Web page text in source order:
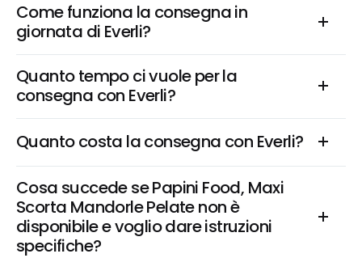
Come funziona la consegna in
giornata di Everli?
Quanto tempo ci vuole per la
consegna con Everli?
Quanto costa la consegna con Everli?
Cosa succede se Papini Food, Maxi
Scorta Mandorle Pelate non è
disponibile e voglio dare istruzioni
specifiche?